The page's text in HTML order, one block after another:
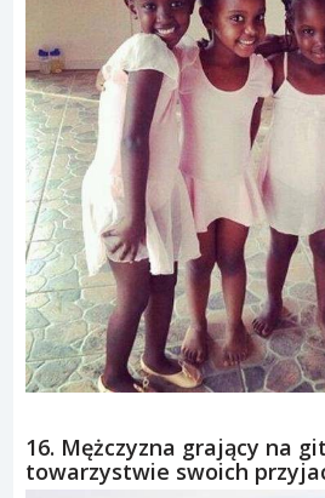
16. Mężczyzna grający na
towarzystwie swoich